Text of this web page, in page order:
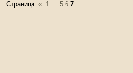
Страница: « 1 … 5 6 7